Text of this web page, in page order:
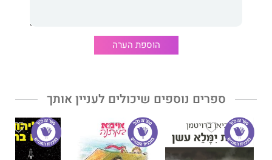
הוספת הערה
ספרים נוספים שיכולים לעניין אותך